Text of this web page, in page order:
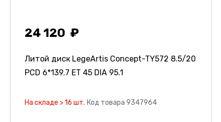
24 120
Литой диск LegeArtis Concept-TY572 8.5/20
PCD 6*139.7 ET 45 DIA 95.1
На складе > 16 шт. Код товара 9347964